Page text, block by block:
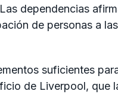
dependencias
de personas a
suficientes
de Liverpool, que